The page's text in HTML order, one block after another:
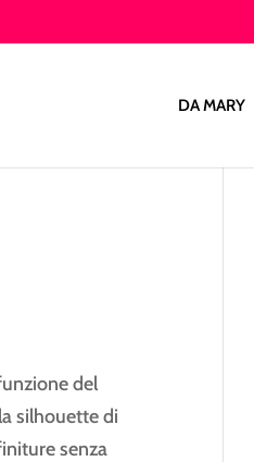
DA MARY
Products
del
silhouette di
senza